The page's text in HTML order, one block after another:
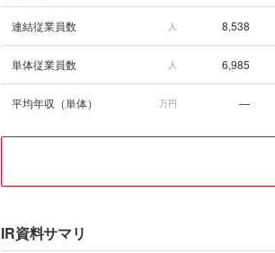
連結従業員数 人 8,538
単体従業員数 人 6,985
平均年収（単体） 万円 —
IR資料サマリ